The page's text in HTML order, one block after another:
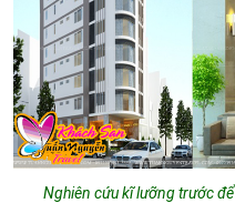
Nghiên cứu kĩ lưỡng trước